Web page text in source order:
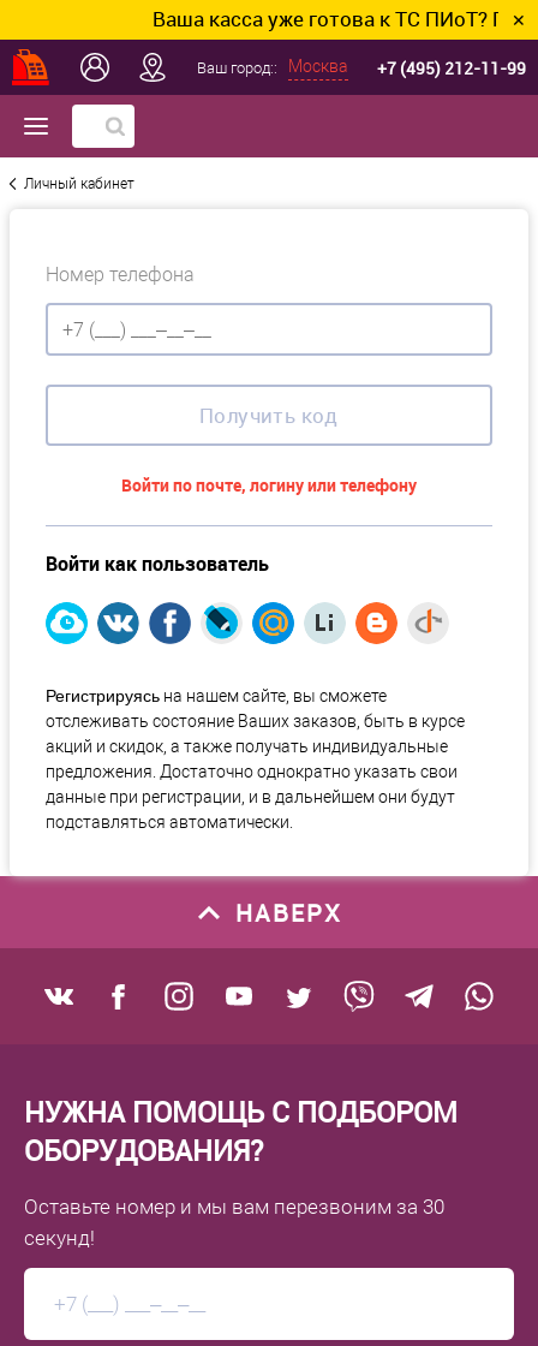
Ваша касса уже готова к ТС ПИоТ? ✕
Ваш город:: Москва +7 (495) 212-11-99
Личный кабинет
Номер телефона
Получить код
Войти по почте, логину или телефону
Войти как пользователь
Регистрируясь на нашем сайте, вы сможете
отслеживать состояние Ваших заказов, быть в курсе
акций и скидок, а также получать индивидуальные
предложения. Достаточно однократно указать свои
данные при регистрации, и в дальнейшем они будут
подставляться автоматически.
НАВЕРХ
НУЖНА ПОМОЩЬ С ПОДБОРОМ
ОБОРУДОВАНИЯ?
Оставьте номер и мы вам перезвоним за 30
секунд!